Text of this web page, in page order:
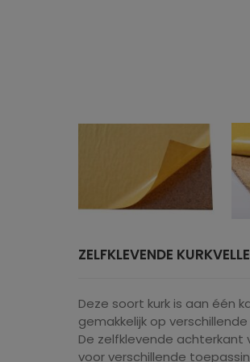
ZELFKLEVENDE
Deze soort kurk is aan één
gemakkelijk op
De zelfklevende
voor verschillende